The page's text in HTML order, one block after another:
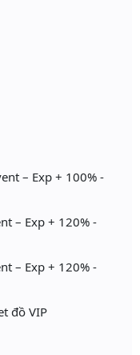
– Exp + 100% -
– Exp + 120% -
– Exp + 120% -
đồ VIP